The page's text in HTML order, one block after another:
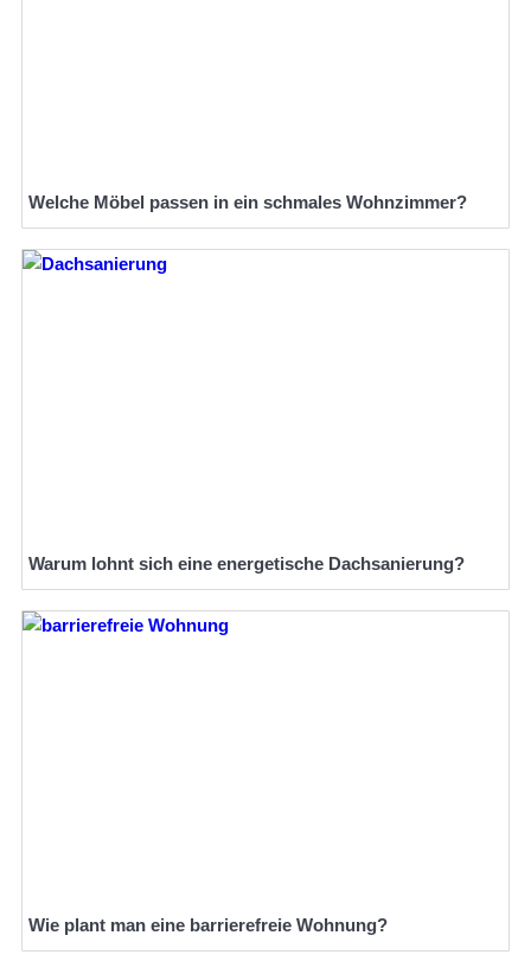
Welche Möbel passen in ein schmales Wohnzimmer?
Warum lohnt sich eine energetische Dachsanierung?
Wie plant man eine barrierefreie Wohnung?